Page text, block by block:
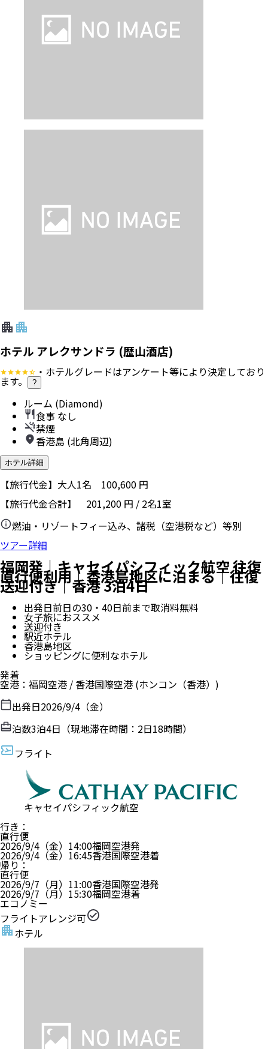
ホテル アレクサンドラ (歴山酒店)
・ホテルグレードはアンケート等により決定しており
ます。 ?
ルーム (Diamond)
食事 なし
禁煙
香港島 (北角周辺)
ホテル詳細
【旅行代金】大人1名 100,600 円
【旅行代金合計】 201,200 円 / 2名1室
燃油・リゾートフィー込み、諸税（空港税など）等別
ツアー詳細
福岡発｜キャセイパシフィック航空 往復
直行便利用｜香港島地区に泊まる｜往復
送迎付き｜香港 3泊4日
出発日前日の30・40日前まで取消料無料
女子旅におススメ
送迎付き
駅近ホテル
香港島地区
ショッピングに便利なホテル
発着
空港 ： 福岡空港 / 香港国際空港 (ホンコン（香港）)
出発日2026/9/4（金）
泊数3泊4日（現地滞在時間： 2日18時間）
フライト
キャセイパシフィック航空
行き ：
直行便
2026/9/4（金） 14:00福岡空港発
2026/9/4（金） 16:45香港国際空港着
帰り ：
直行便
2026/9/7（月） 11:00香港国際空港発
2026/9/7（月） 15:30福岡空港着
エコノミー
フライトアレンジ可
ホテル